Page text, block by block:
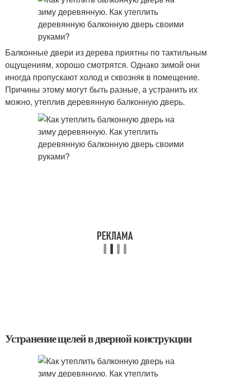
Балконные двери из дерева приятны по тактильным
ощущениям, хорошо смотрятся. Однако зимой они
иногда пропускают холод и сквозняк в помещение.
Причины этому могут быть разные, а устранить их
можно, утеплив деревянную балконную дверь.
Устранение щелей в дверной конструкции